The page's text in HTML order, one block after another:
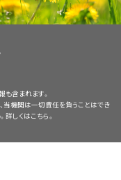
了後何年もしてから起こる
数年かけてゆっくりと発生
含まれます。
当機関は一切責任を負うことはでき
詳しくはこちら。